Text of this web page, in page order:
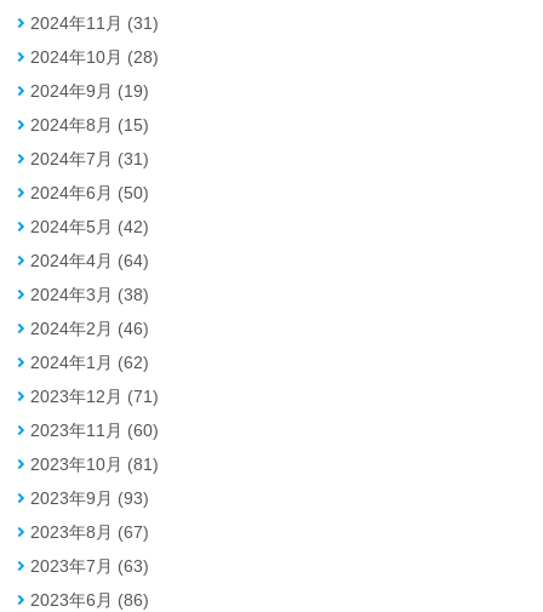
2024年11月 (31)
2024年10月 (28)
2024年9月 (19)
2024年8月 (15)
2024年7月 (31)
2024年6月 (50)
2024年5月 (42)
2024年4月 (64)
2024年3月 (38)
2024年2月 (46)
2024年1月 (62)
2023年12月 (71)
2023年11月 (60)
2023年10月 (81)
2023年9月 (93)
2023年8月 (67)
2023年7月 (63)
2023年6月 (86)